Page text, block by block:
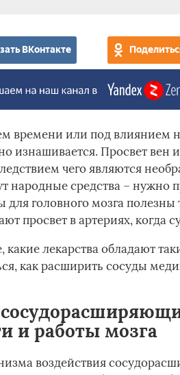
ВКонтакте
времени или под влиянием
изнашивается. Просвет вен
чего являются
народные средства –
для головного мозга
просвет в артериях, когда
какие лекарства обладают
как расширить сосуды
и работы мозга
воздействия